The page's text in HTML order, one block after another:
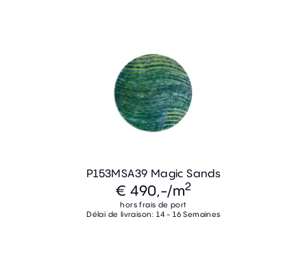
P153MSA39 Magic Sands
€ 490,-/m2
hors frais de port
Délai de livraison: 14 - 16 Semaines